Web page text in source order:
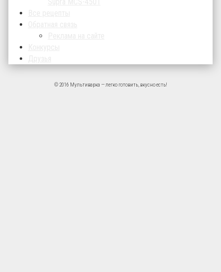
© 2016 Мультиварка — легко готовить, вкусно есть!